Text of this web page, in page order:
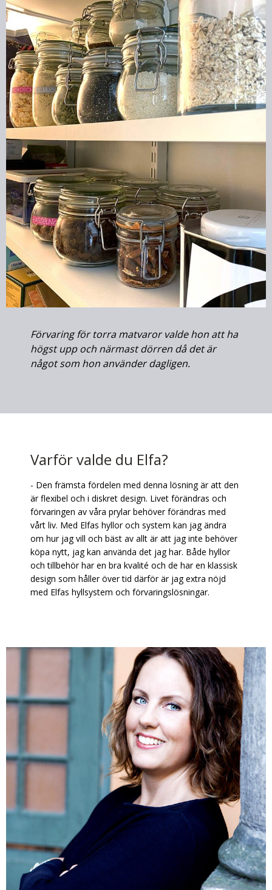
Förvaring för torra matvaror valde hon att ha
högst upp och närmast dörren då det är
något som hon använder dagligen.
Varför valde du Elfa?
- Den främsta fördelen med denna lösning är att den
är flexibel och i diskret design. Livet förändras och
förvaringen av våra prylar behöver förändras med
vårt liv. Med Elfas hyllor och system kan jag ändra
om hur jag vill och bäst av allt är att jag inte behöver
köpa nytt, jag kan använda det jag har. Både hyllor
och tillbehör har en bra kvalité och de har en klassisk
design som håller över tid därför är jag extra nöjd
med Elfas hyllsystem och förvaringslösningar.